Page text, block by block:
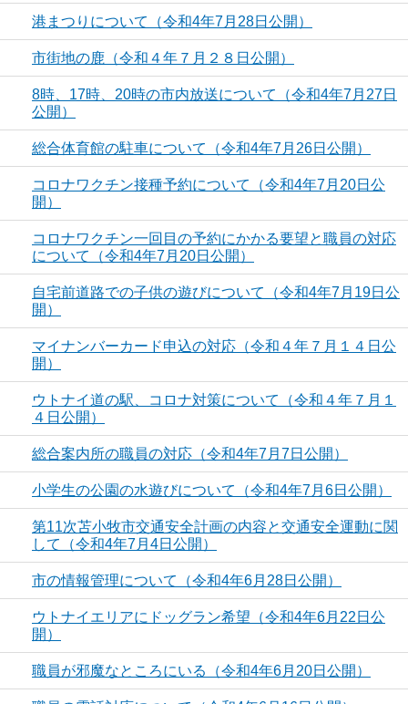
港まつりについて（令和4年7月28日公開）
市街地の鹿（令和４年７月２８日公開）
8時、17時、20時の市内放送について（令和4年7月27日
公開）
総合体育館の駐車について（令和4年7月26日公開）
コロナワクチン接種予約について（令和4年7月20日公
開）
コロナワクチン一回目の予約にかかる要望と職員の対応
について（令和4年7月20日公開）
自宅前道路での子供の遊びについて（令和4年7月19日公
開）
マイナンバーカード申込の対応（令和４年７月１４日公
開）
ウトナイ道の駅、コロナ対策について（令和４年７月１
４日公開）
総合案内所の職員の対応（令和4年7月7日公開）
小学生の公園の水遊びについて（令和4年7月6日公開）
第11次苫小牧市交通安全計画の内容と交通安全運動に関
して（令和4年7月4日公開）
市の情報管理について（令和4年6月28日公開）
ウトナイエリアにドッグラン希望（令和4年6月22日公
開）
職員が邪魔なところにいる（令和4年6月20日公開）